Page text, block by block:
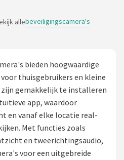
allebeveiligingscamera's
bieden hoogwaardige
thuisgebruikers en kleine
zijn gemakkelijk te installeren
app, waardoor
en vanaf elke locatie real-
Met functies zoals
en tweerichtingsaudio,
voor een uitgebreide